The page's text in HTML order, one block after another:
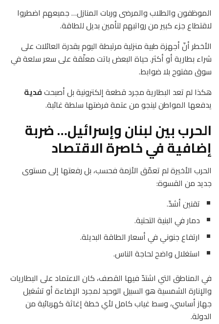
الموظفون والطلاب والمرضى وربات المنازل… جميعهم اضطروا
لاقتطاع جزء كبير من رواتبهم لتأمين بديل للطاقة.
الأخطر أنّ أجهزة طبية منزلية مرتبطة اليوم بقدرة العائلات على
شراء بطارية أو أكثر. حياة البعض باتت معلّقة على سعر سلعة في
سوق مفتوح بلا ضوابط.
هكذا لم تعد البطارية مجرد قطعة إلكترونية بل أصبحتفدية
يدفعها المواطن لينجو من عتمة فرضتها سلطة غائبة.
الحرب بين لبنان وإسرائيل… ضربة
إضافية في خاصرة الاقتصاد
الحرب الأخيرة لم تعمّق الأزمة فحسب، بل رفعتها إلى مستوى
جديد من القسوة:
تقنين أشدّ.
دمار في البنية التحتية.
ارتفاع جنوني في أسعار الطاقة البديلة.
استغلال واضح لحاجة الناس.
في المناطق التي اشتدّ فيها القصف، كان الاعتماد على البطاريات
والإنارة الشمسية هو السبيل الوحيد لمجرد الإضاءة أو تشغيل
جهاز أساسي، وسط غياب كامل لأي خطة إغاثة كهربائية من
الدولة.